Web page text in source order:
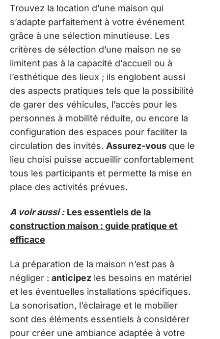
Trouvez la location d’une maison qui
s’adapte parfaitement à votre événement
grâce à une sélection minutieuse. Les
critères de sélection d’une maison ne se
limitent pas à la capacité d’accueil ou à
l’esthétique des lieux ; ils englobent aussi
des aspects pratiques tels que la possibilité
de garer des véhicules, l’accès pour les
personnes à mobilité réduite, ou encore la
configuration des espaces pour faciliter la
circulation des invités. Assurez-vous que le
lieu choisi puisse accueillir confortablement
tous les participants et permette la mise en
place des activités prévues.
A voir aussi : Les essentiels de la
construction maison : guide pratique et
efficace
La préparation de la maison n’est pas à
négliger : anticipez les besoins en matériel
et les éventuelles installations spécifiques.
La sonorisation, l’éclairage et le mobilier
sont des éléments essentiels à considérer
pour créer une ambiance adaptée à votre